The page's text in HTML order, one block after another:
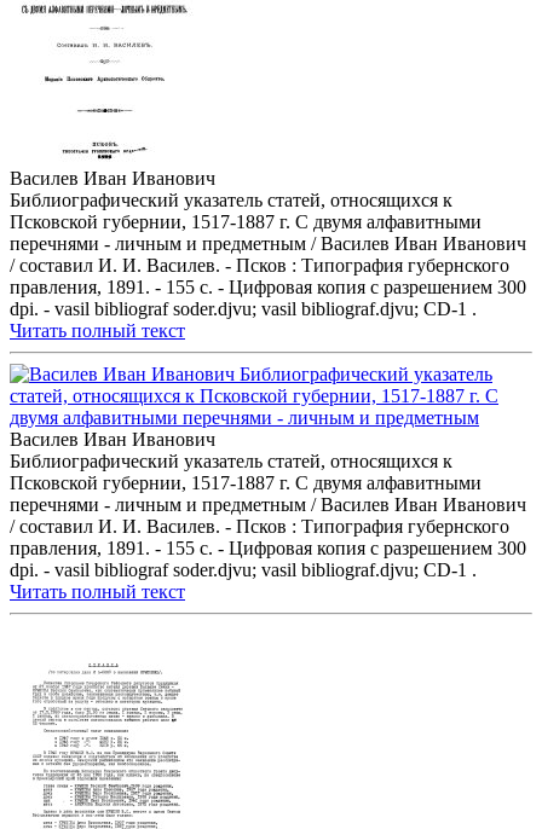
Василев Иван Иванович
Библиографический указатель статей, относящихся к
Псковской губернии, 1517-1887 г. С двумя алфавитными
перечнями - личным и предметным / Василев Иван Иванович
/ составил И. И. Василев. - Псков : Типография губернского
правления, 1891. - 155 с. - Цифровая копия с разрешением 300
dpi. - vasil bibliograf soder.djvu; vasil bibliograf.djvu; CD-1 .
Читать полный текст
Василев Иван Иванович
Библиографический указатель статей, относящихся к
Псковской губернии, 1517-1887 г. С двумя алфавитными
перечнями - личным и предметным / Василев Иван Иванович
/ составил И. И. Василев. - Псков : Типография губернского
правления, 1891. - 155 с. - Цифровая копия с разрешением 300
dpi. - vasil bibliograf soder.djvu; vasil bibliograf.djvu; CD-1 .
Читать полный текст